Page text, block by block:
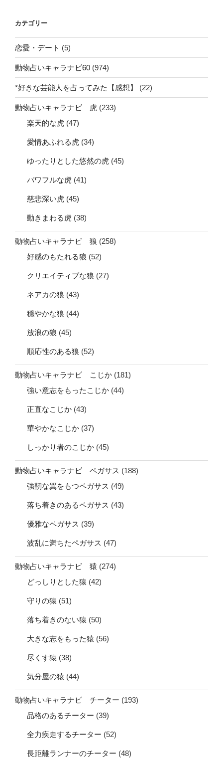
カテゴリー
恋愛・デート (5)
動物占いキャラナビ60 (974)
*好きな芸能人を占ってみた【感想】 (22)
動物占いキャラナビ 虎 (233)
楽天的な虎 (47)
愛情あふれる虎 (34)
ゆったりとした悠然の虎 (45)
パワフルな虎 (41)
慈悲深い虎 (45)
動きまわる虎 (38)
動物占いキャラナビ 狼 (258)
好感のもたれる狼 (52)
クリエイティブな狼 (27)
ネアカの狼 (43)
穏やかな狼 (44)
放浪の狼 (45)
順応性のある狼 (52)
動物占いキャラナビ こじか (181)
強い意志をもったこじか (44)
正直なこじか (43)
華やかなこじか (37)
しっかり者のこじか (45)
動物占いキャラナビ ペガサス (188)
強靭な翼をもつペガサス (49)
落ち着きのあるペガサス (43)
優雅なペガサス (39)
波乱に満ちたペガサス (47)
動物占いキャラナビ 猿 (274)
どっしりとした猿 (42)
守りの猿 (51)
落ち着きのない猿 (50)
大きな志をもった猿 (56)
尽くす猿 (38)
気分屋の猿 (44)
動物占いキャラナビ チーター (193)
品格のあるチーター (39)
全力疾走するチーター (52)
長距離ランナーのチーター (48)